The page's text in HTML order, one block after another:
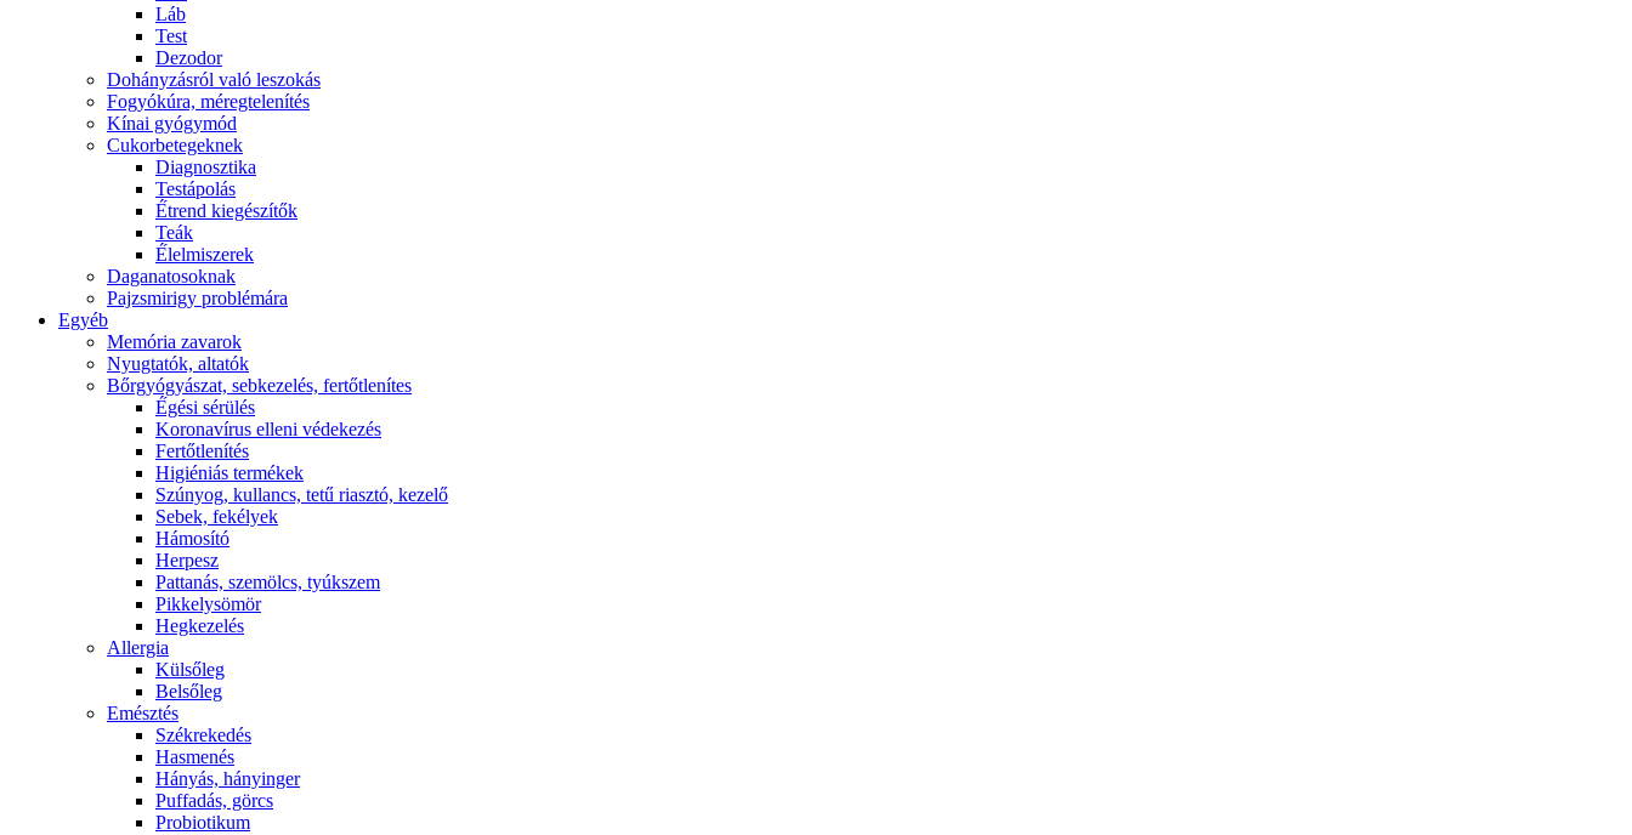
Láb
Test
Dezodor
Dohányzásról való leszokás
Fogyókúra, méregtelenítés
Kínai gyógymód
Cukorbetegeknek
Diagnosztika
Testápolás
É́trend kiegészítők
Teák
É́lelmiszerek
Daganatosoknak
Pajzsmirigy problémára
Egyéb
Memória zavarok
Nyugtatók, altatók
Bőrgyógyászat, sebkezelés, fertőtlenítes
É́gési sérülés
Koronavírus elleni védekezés
Fertőtlenítés
Higiéniás termékek
Szúnyog, kullancs, tetű riasztó, kezelő
Sebek, fekélyek
Hámosító
Herpesz
Pattanás, szemölcs, tyúkszem
Pikkelysömör
Hegkezelés
Allergia
Külsőleg
Belsőleg
Emésztés
Székrekedés
Hasmenés
Hányás, hányinger
Puffadás, görcs
Probiotikum